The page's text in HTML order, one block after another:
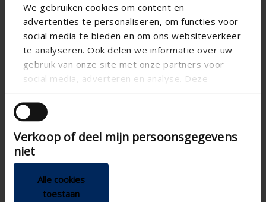
We gebruiken cookies om content en
advertenties te personaliseren, om functies voor
social media te bieden en om ons websiteverkeer
te analyseren. Ook delen we informatie over uw
gebruik van onze site met onze partners voor
social media, adverteren en analyse. Deze
andere informatie die u aan ze heeft verstrekt of
die ze hebben verzameld op basis van uw gebruik
van hun services.
Verkoop of deel mijn persoonsgegevens
niet
Alle cookies
toestaan
LUFTSTROMBERECHNUNG
Technische spezifikationen
Physischer freier
Querschnitt (%)
Lamellenabstand (mm)
33.3
technical.standaardgaastype
technical.ip_klasse